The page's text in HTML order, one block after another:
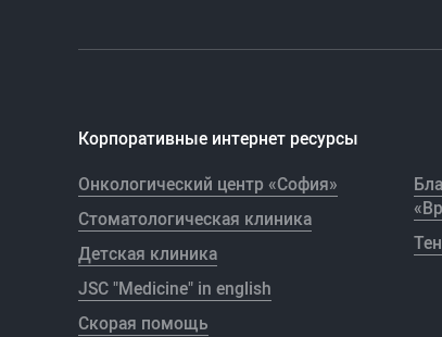
Корпоративные интернет ресурсы
Онкологический центр «София»
Стоматологическая клиника
Детская клиника
JSC "Medicine" in english
Скорая помощь